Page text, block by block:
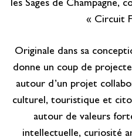
les Sages de Champagne,
« Circuit
Originale dans sa
donne un coup de
autour d’un projet
culturel, touristique et
autour de valeurs
intellectuelle, curiosité